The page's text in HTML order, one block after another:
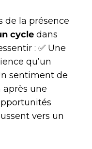
de la présence
cycle dans
: ✅ Une
qu’un
sentiment de
une
vers un